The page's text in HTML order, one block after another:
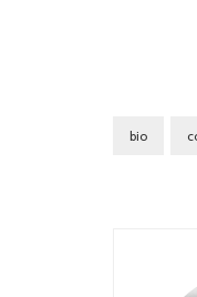
bio